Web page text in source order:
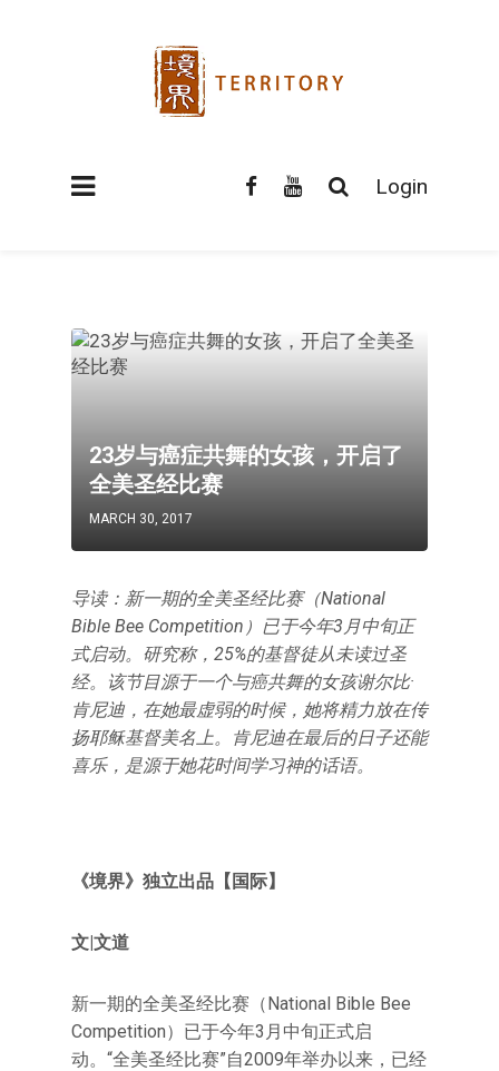
Login
23岁与癌症共舞的女孩，开启了
全美圣经比赛
MARCH 30, 2017
导读：新一期的全美圣经比赛（National
Bible Bee Competition）已于今年3月中旬正
式启动。研究称，25%的基督徒从未读过圣
经。该节目源于一个与癌共舞的女孩谢尔比·
肯尼迪，在她最虚弱的时候，她将精力放在传
扬耶稣基督美名上。肯尼迪在最后的日子还能
喜乐，是源于她花时间学习神的话语。
《境界》独立出品【国际】
文|文道
新一期的全美圣经比赛（National Bible Bee
Competition）已于今年3月中旬正式启
动。“全美圣经比赛”自2009年举办以来，已经